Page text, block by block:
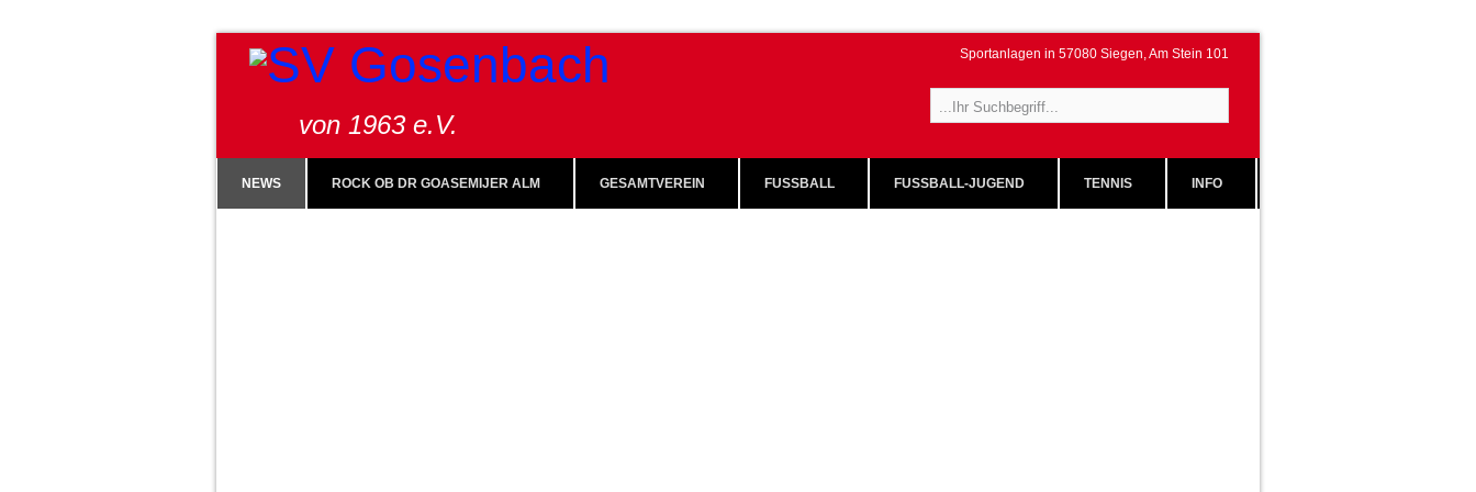
von 1963 e.V.
Sportanlagen in 57080 Siegen, Am Stein 101
NEWS ROCK OB DR GOASEMIJER ALM GESAMTVEREIN FUSSBALL FUSSBALL-JUGEND TENNIS INFO